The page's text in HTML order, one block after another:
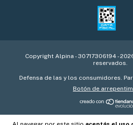
Copyright Alpina - 30717306194 -
reservados.
Defensa de las y los consumidores.
Botón de